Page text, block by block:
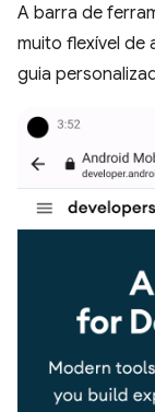
A barra de
muito flexível de
guia